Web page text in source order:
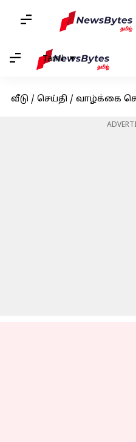
Tamil
வீடு / செய்தி / வாழ்க்கை